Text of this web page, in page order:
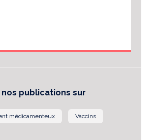
nos publications sur
médicamenteux Vaccins